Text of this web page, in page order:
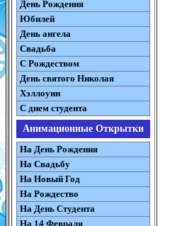
День Рождения
Юбилей
День ангела
Свадьба
С Рождеством
День святого Николая
Хэллоуин
С днем студента
Анимационные Открытки
На День Рождения
На Свадьбу
На Новый Год
На Рождество
На День Студента
На 14 Февраля